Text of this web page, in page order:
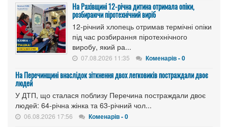
На Рахівщині 12-річна дитина отримала опіки,
розбираючи піротехнічний виріб
12-річний хлопець отримав термічні опіки
під час розбирання піротехнічного
виробу, який ра...
07.08.2026 11:35 Коменарів - 0
На Перечинщині внаслідок зіткнення двох легковиків постраждали двоє
людей
У ДТП, що сталася поблизу Перечина постраждали двоє
людей: 64-річна жінка та 63-річний чол...
06.08.2026 17:56 Коменарів - 0